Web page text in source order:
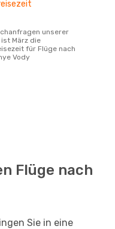
ist März die
für Flüge nach
Vody
Flüge nach
Sie in eine